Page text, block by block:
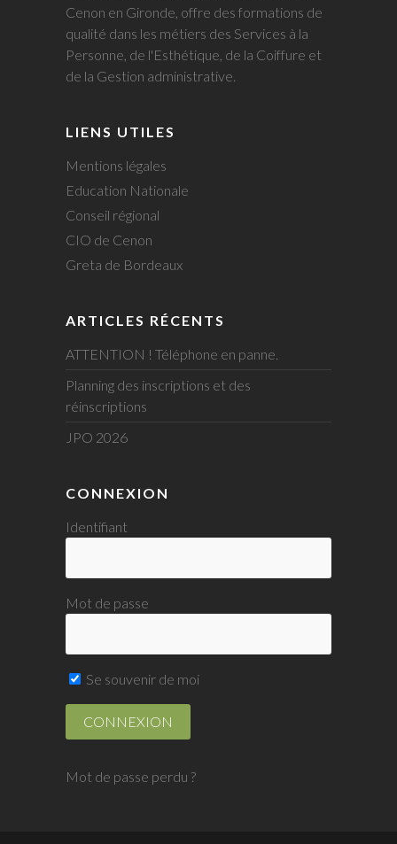
Cenon en Gironde, offre des formations de
qualité dans les métiers des Services à la
Personne, de l'Esthétique, de la Coiffure et
de la Gestion administrative.
LIENS UTILES
Mentions légales
Education Nationale
Conseil régional
CIO de Cenon
Greta de Bordeaux
ARTICLES RÉCENTS
ATTENTION ! Téléphone en panne.
Planning des inscriptions et des
réinscriptions
JPO 2026
CONNEXION
Identifiant
Mot de passe
Se souvenir de moi
Mot de passe perdu ?